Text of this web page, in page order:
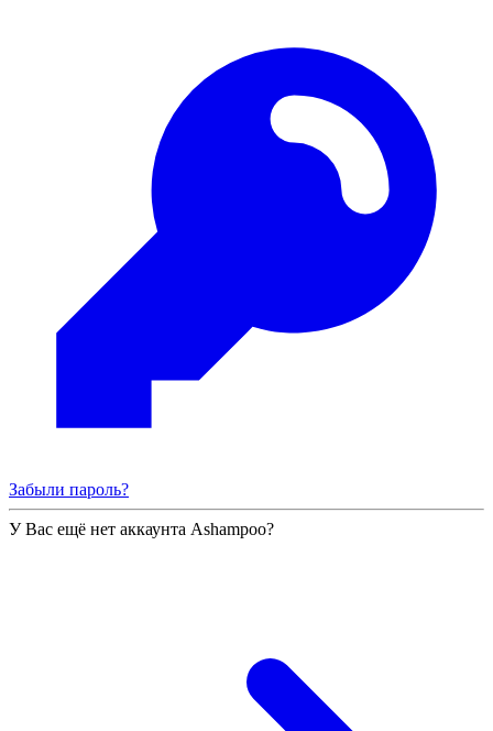
Забыли пароль?
У Вас ещё нет аккаунта Ashampoo?